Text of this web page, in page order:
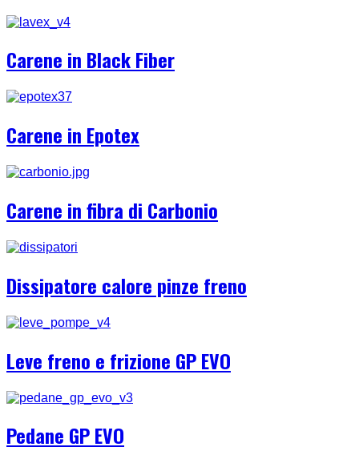
Carene in Black Fiber
Carene in Epotex
Carene in fibra di Carbonio
Dissipatore calore pinze freno
Leve freno e frizione GP EVO
Pedane GP EVO